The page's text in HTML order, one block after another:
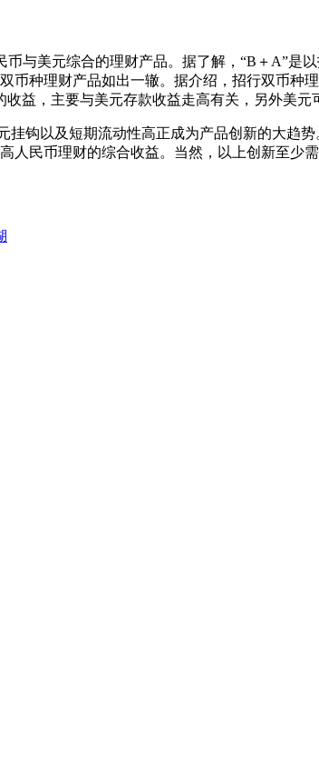
美元综合的理财产品。据了解，“B＋A”是
种理财产品如出一辙。据介绍，招行双币种
益，主要与美元存款收益走高有关，另外美元
钩以及短期流动性高正成为产品创新的大趋
民币理财的综合收益。当然，以上创新至少需